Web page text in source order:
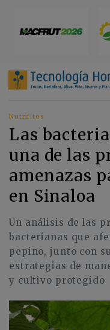
Nutrifitos
Las
una de las
amenazas
en Sinaloa
Un análisis de las
bacterianas que
pepino, junto con
estrategias de
y cultivo protegido